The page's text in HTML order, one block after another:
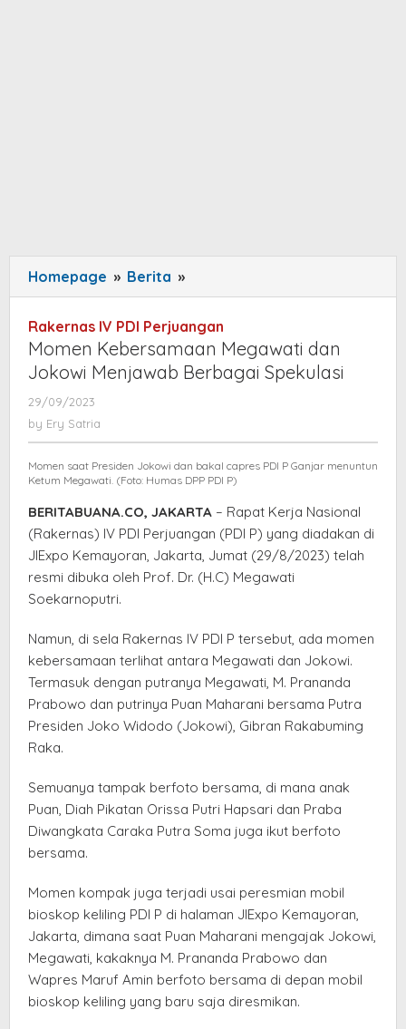
Homepage » Berita »
Kebersamaan
Megawati
dan
Jokowi
Menjawab
Rakernas IV PDI Perjuangan
Momen Kebersamaan Megawati dan
Jokowi Menjawab Berbagai Spekulasi
29/09/2023
by Ery Satria
Momen saat Presiden Jokowi dan bakal capres PDI P Ganjar menuntun
Ketum Megawati. (Foto: Humas DPP PDI P)
BERITABUANA.CO, JAKARTA – Rapat Kerja Nasional
(Rakernas) IV PDI Perjuangan (PDI P) yang diadakan di
JIExpo Kemayoran, Jakarta, Jumat (29/8/2023) telah
resmi dibuka oleh Prof. Dr. (H.C) Megawati
Soekarnoputri.
Namun, di sela Rakernas IV PDI P tersebut, ada momen
kebersamaan terlihat antara Megawati dan Jokowi.
Termasuk dengan putranya Megawati, M. Prananda
Prabowo dan putrinya Puan Maharani bersama Putra
Presiden Joko Widodo (Jokowi), Gibran Rakabuming
Raka.
Semuanya tampak berfoto bersama, di mana anak
Puan, Diah Pikatan Orissa Putri Hapsari dan Praba
Diwangkata Caraka Putra Soma juga ikut berfoto
bersama.
Momen kompak juga terjadi usai peresmian mobil
bioskop keliling PDI P di halaman JIExpo Kemayoran,
Jakarta, dimana saat Puan Maharani mengajak Jokowi,
Megawati, kakaknya M. Prananda Prabowo dan
Wapres Maruf Amin berfoto bersama di depan mobil
bioskop keliling yang baru saja diresmikan.